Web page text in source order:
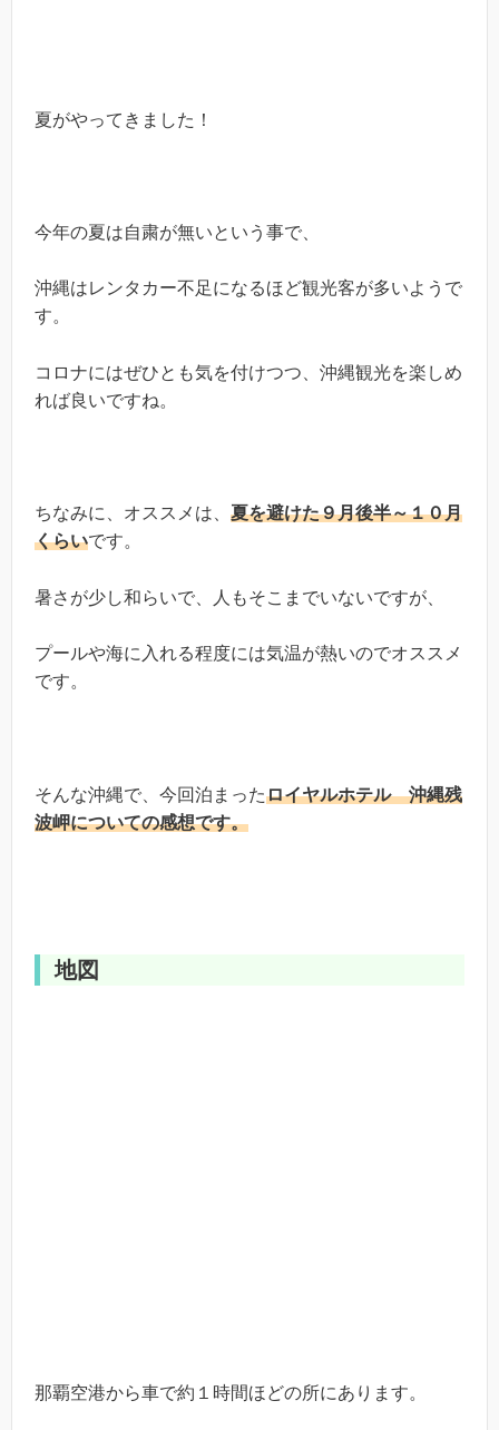
夏がやってきました！
今年の夏は自粛が無いという事で、
沖縄はレンタカー不足になるほど観光客が多いようで
す。
コロナにはぜひとも気を付けつつ、沖縄観光を楽しめ
れば良いですね。
ちなみに、オススメは、 夏を避けた９月後半～１０月
くらいです。
暑さが少し和らいで、人もそこまでいないですが、
プールや海に入れる程度には気温が熱いのでオススメ
です。
そんな沖縄で、今回泊まったロイヤルホテル 沖縄残
波岬についての感想です。
地図
那覇空港から車で約１時間ほどの所にあります。